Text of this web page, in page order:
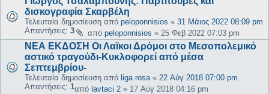
δισκογραφία Σκαρβέλη
Τελευταία δημοσίευση από peloponnisios « 31 Μάιος 2022 08:09 pm
Απαντήσεις: 3 από peloponnisios » 25 Φεβ 2022 07:03 pm
ΝΕΑ ΕΚΔΟΣΗ Οι Λαϊκοι Δρόμοι στο Μεσοπολεμικό
αστικό τραγούδι-Κυκλοφορεί από μέσα
Σεπτεμβρίου-
Τελευταία δημοσίευση από liga rosa « 22 Αύγ 2018 07:00 pm
Απαντήσεις: 1από lavtaci 2 » 17 Αύγ 2018 04:16 pm